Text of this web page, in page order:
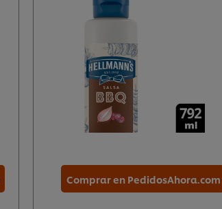
Comprar en PedidosAhora.com